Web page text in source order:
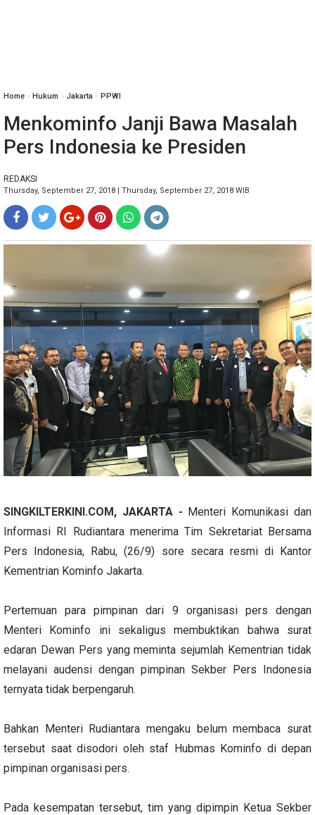
Home » Hukum » Jakarta » PPWI
Menkominfo Janji Bawa Masalah
Pers Indonesia ke Presiden
REDAKSI
Thursday, September 27, 2018 | Thursday, September 27, 2018 WIB
SINGKILTERKINI.COM, JAKARTA - Menteri Komunikasi dan
Informasi RI Rudiantara menerima Tim Sekretariat Bersama
Pers Indonesia, Rabu, (26/9) sore secara resmi di Kantor
Kementrian Kominfo Jakarta.
Pertemuan para pimpinan dari 9 organisasi pers dengan
Menteri Kominfo ini sekaligus membuktikan bahwa surat
edaran Dewan Pers yang meminta sejumlah Kementrian tidak
melayani audensi dengan pimpinan Sekber Pers Indonesia
ternyata tidak berpengaruh.
Bahkan Menteri Rudiantara mengaku belum membaca surat
tersebut saat disodori oleh staf Hubmas Kominfo di depan
pimpinan organisasi pers.
Pada kesempatan tersebut, tim yang dipimpin Ketua Sekber